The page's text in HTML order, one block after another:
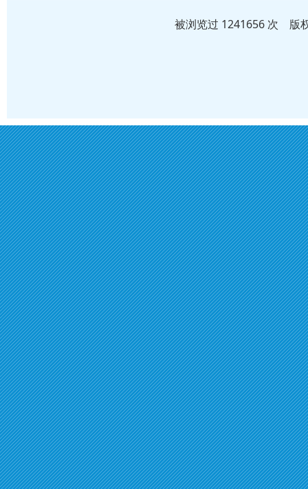
被浏览过 1241656 次 版